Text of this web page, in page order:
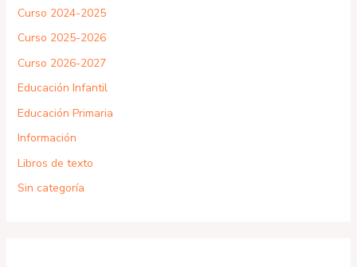
Curso 2024-2025
Curso 2025-2026
Curso 2026-2027
Educación Infantil
Educación Primaria
Información
Libros de texto
Sin categoría